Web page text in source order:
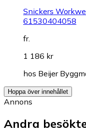
Snickers
61530404058
fr.
1 186 kr
hos Beijer
Hoppa över innehållet
Annons
Andra